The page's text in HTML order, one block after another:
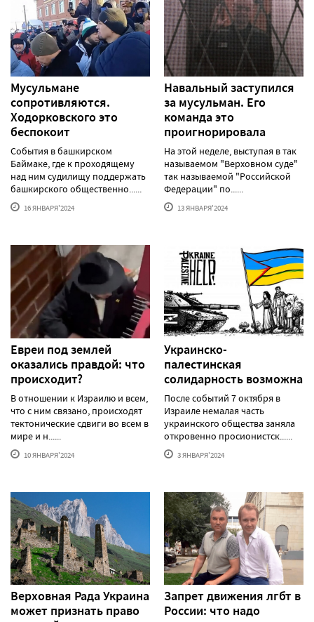
Мусульмане
сопротивляются.
Ходорковского это
беспокоит
События в башкирском
Баймаке, где к проходящему
над ним судилищу поддержать
башкирского общественно......
16 ЯНВАРЯ'2024
Навальный заступился
за мусульман. Его
команда это
проигнорировала
На этой неделе, выступая в так
называемом "Верховном суде"
так называемой "Российской
Федерации" по......
13 ЯНВАРЯ'2024
Евреи под землей
оказались правдой: что
происходит?
В отношении к Израилю и всем,
что с ним связано, происходят
тектонические сдвиги во всем в
мире и н......
10 ЯНВАРЯ'2024
Украинско-
палестинская
солидарность возможна
После событий 7 октября в
Израиле немалая часть
украинского общества заняла
откровенно просионистск......
3 ЯНВАРЯ'2024
Верховная Рада Украина
может признать право
Запрет движения лгбт в
России: что надо